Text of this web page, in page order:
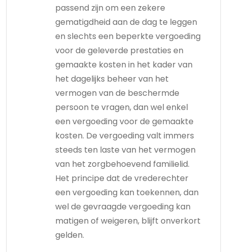
passend zijn om een zekere
gematigdheid aan de dag te leggen
en slechts een beperkte vergoeding
voor de geleverde prestaties en
gemaakte kosten in het kader van
het dagelijks beheer van het
vermogen van de beschermde
persoon te vragen, dan wel enkel
een vergoeding voor de gemaakte
kosten. De vergoeding valt immers
steeds ten laste van het vermogen
van het zorgbehoevend familielid.
Het principe dat de vrederechter
een vergoeding kan toekennen, dan
wel de gevraagde vergoeding kan
matigen of weigeren, blijft onverkort
gelden.